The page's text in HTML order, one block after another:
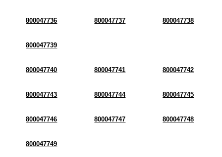
800047736 800047737 800047738
800047739
800047740 800047741 800047742
800047743 800047744 800047745
800047746 800047747 800047748
800047749